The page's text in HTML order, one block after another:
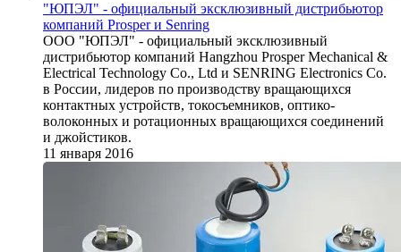
"ЮПЭЛ" - официальный эксклюзивный дистрибьютор
компаний Prosper и Senring
ООО "ЮПЭЛ" - официальный эксклюзивный
дистрибьютор компаний Hangzhou Prosper Mechanical &
Electrical Technology Co., Ltd и SENRING Electronics Co.
в России, лидеров по производству вращающихся
контактных устройств, токосъемников, оптико-
волоконных и ротационных вращающихся соединений
и джойстиков.
11 января 2016